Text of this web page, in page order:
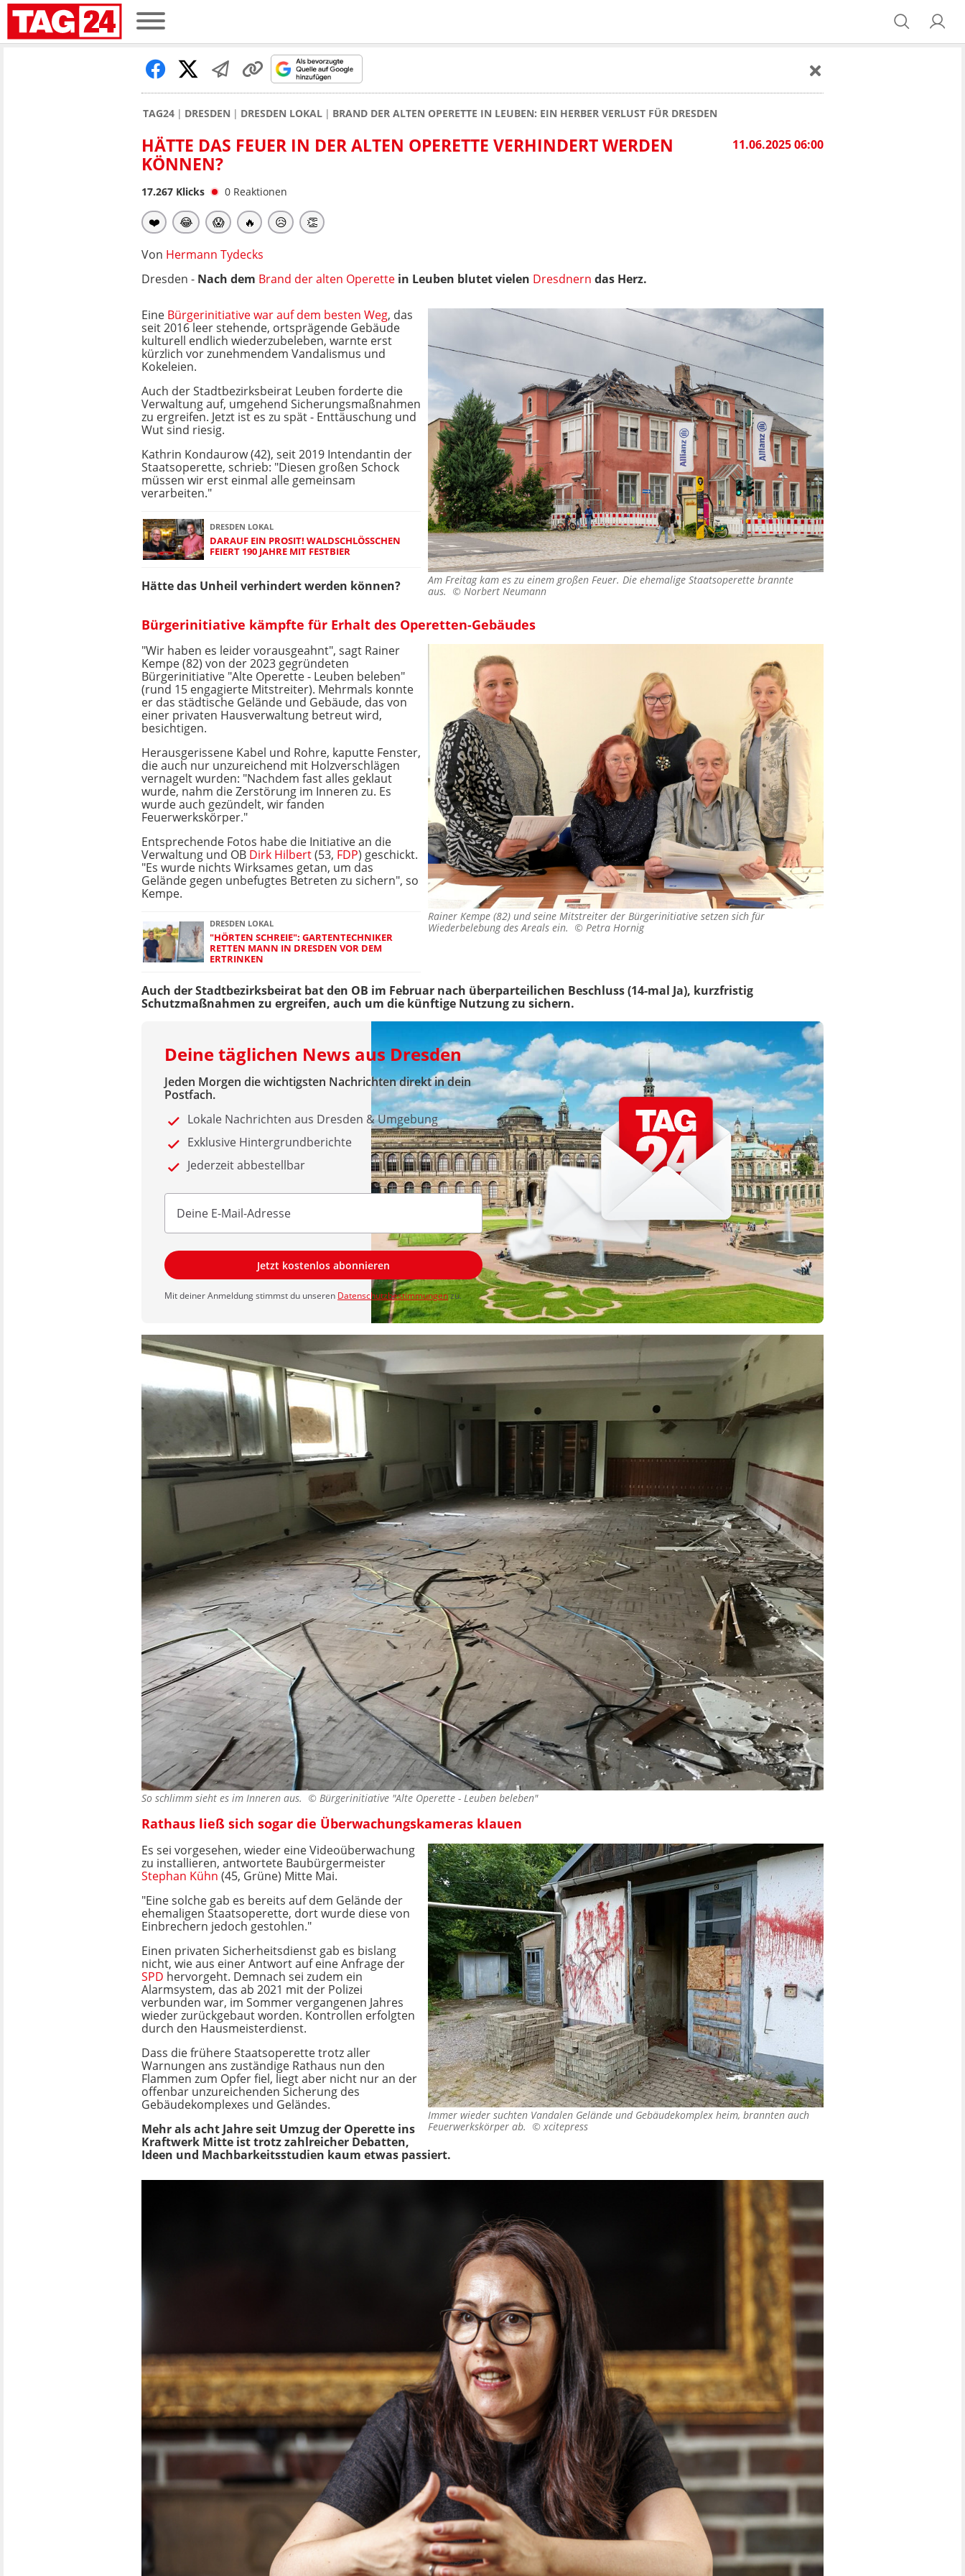
TAG24 DRESDEN DRESDEN LOKAL BRAND DER ALTEN OPERETTE IN LEUBEN: EIN HERBER VERLUST FÜR DRESDEN
11.06.2025 06:00
HÄTTE DAS FEUER IN DER ALTEN OPERETTE VERHINDERT WERDEN
KÖNNEN?
17.267 Klicks 0 Reaktionen
❤️ 😂 😱 🔥 😥 👏
Von Hermann Tydecks
Dresden - Nach dem Brand der alten Operette in Leuben blutet vielen Dresdnern das Herz.
Am Freitag kam es zu einem großen Feuer. Die ehemalige Staatsoperette brannte
aus. © Norbert Neumann
Eine Bürgerinitiative war auf dem besten Weg, das
seit 2016 leer stehende, ortsprägende Gebäude
kulturell endlich wiederzubeleben, warnte erst
kürzlich vor zunehmendem Vandalismus und
Kokeleien.
Auch der Stadtbezirksbeirat Leuben forderte die
Verwaltung auf, umgehend Sicherungsmaßnahmen
zu ergreifen. Jetzt ist es zu spät - Enttäuschung und
Wut sind riesig.
Kathrin Kondaurow (42), seit 2019 Intendantin der
Staatsoperette, schrieb: "Diesen großen Schock
müssen wir erst einmal alle gemeinsam
verarbeiten."
DRESDEN LOKAL
DARAUF EIN PROSIT! WALDSCHLÖSSCHEN
FEIERT 190 JAHRE MIT FESTBIER
Hätte das Unheil verhindert werden können?
Bürgerinitiative kämpfte für Erhalt des Operetten-Gebäudes
Rainer Kempe (82) und seine Mitstreiter der Bürgerinitiative setzen sich für
Wiederbelebung des Areals ein. © Petra Hornig
"Wir haben es leider vorausgeahnt", sagt Rainer
Kempe (82) von der 2023 gegründeten
Bürgerinitiative "Alte Operette - Leuben beleben"
(rund 15 engagierte Mitstreiter). Mehrmals konnte
er das städtische Gelände und Gebäude, das von
einer privaten Hausverwaltung betreut wird,
besichtigen.
Herausgerissene Kabel und Rohre, kaputte Fenster,
die auch nur unzureichend mit Holzverschlägen
vernagelt wurden: "Nachdem fast alles geklaut
wurde, nahm die Zerstörung im Inneren zu. Es
wurde auch gezündelt, wir fanden
Feuerwerkskörper."
Entsprechende Fotos habe die Initiative an die
Verwaltung und OB Dirk Hilbert(53, FDP) geschickt.
"Es wurde nichts Wirksames getan, um das
Gelände gegen unbefugtes Betreten zu sichern", so
Kempe.
DRESDEN LOKAL
"HÖRTEN SCHREIE": GARTENTECHNIKER
RETTEN MANN IN DRESDEN VOR DEM
ERTRINKEN
Auch der Stadtbezirksbeirat bat den OB im Februar nach überparteilichen Beschluss (14-mal Ja), kurzfristig
Schutzmaßnahmen zu ergreifen, auch um die künftige Nutzung zu sichern.
Deine täglichen News aus Dresden
Jeden Morgen die wichtigsten Nachrichten direkt in dein
Postfach.
Lokale Nachrichten aus Dresden & Umgebung
Exklusive Hintergrundberichte
Jederzeit abbestellbar
Jetzt kostenlos abonnieren
Mit deiner Anmeldung stimmst du unseren Datenschutzbestimmungenzu.
So schlimm sieht es im Inneren aus. © Bürgerinitiative "Alte Operette - Leuben beleben"
Rathaus ließ sich sogar die Überwachungskameras klauen
Immer wieder suchten Vandalen Gelände und Gebäudekomplex heim, brannten auch
Feuerwerkskörper ab. © xcitepress
Es sei vorgesehen, wieder eine Videoüberwachung
zu installieren, antwortete Baubürgermeister
Stephan Kühn (45, Grüne) Mitte Mai.
"Eine solche gab es bereits auf dem Gelände der
ehemaligen Staatsoperette, dort wurde diese von
Einbrechern jedoch gestohlen."
Einen privaten Sicherheitsdienst gab es bislang
nicht, wie aus einer Antwort auf eine Anfrage der
SPD hervorgeht. Demnach sei zudem ein
Alarmsystem, das ab 2021 mit der Polizei
verbunden war, im Sommer vergangenen Jahres
wieder zurückgebaut worden. Kontrollen erfolgten
durch den Hausmeisterdienst.
Dass die frühere Staatsoperette trotz aller
Warnungen ans zuständige Rathaus nun den
Flammen zum Opfer fiel, liegt aber nicht nur an der
offenbar unzureichenden Sicherung des
Gebäudekomplexes und Geländes.
Mehr als acht Jahre seit Umzug der Operette ins
Kraftwerk Mitte ist trotz zahlreicher Debatten,
Ideen und Machbarkeitsstudien kaum etwas passiert.